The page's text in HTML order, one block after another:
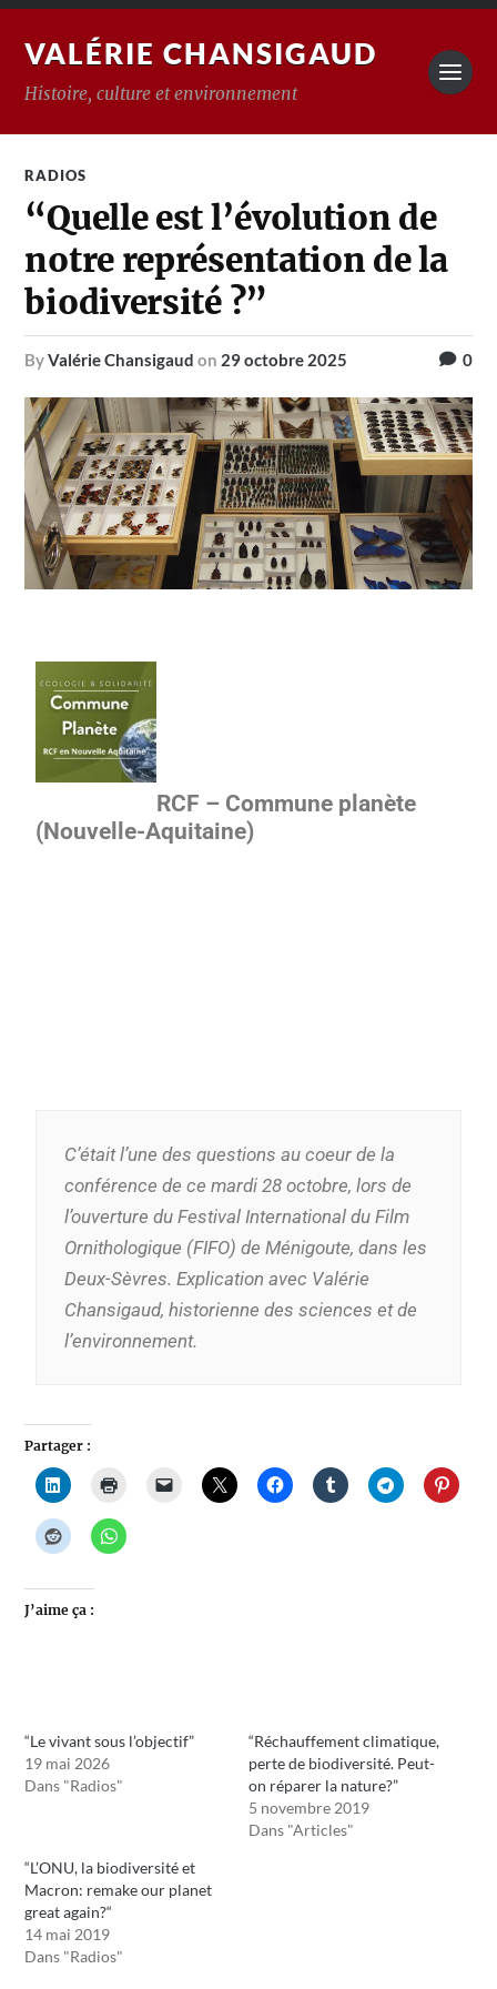
VALÉRIE CHANSIGAUD
Histoire, culture et environnement
RADIOS
“Quelle est l’évolution de
notre représentation de la
biodiversité ?”
byValérie Chansigaud on 29 octobre 2025 0
RCF – Commune planète
(Nouvelle-Aquitaine)
C’était l’une des questions au coeur de la
conférence de ce mardi 28 octobre, lors de
l’ouverture du Festival International du Film
Ornithologique (FIFO) de Ménigoute, dans les
Deux-Sèvres. Explication avec Valérie
Chansigaud, historienne des sciences et de
l’environnement.
Partager :
J’aime ça :
“Le vivant sous l’objectif”
19 mai 2026
Dans "Radios"
“Réchauffement climatique,
perte de biodiversité. Peut-
on réparer la nature?”
5 novembre 2019
Dans "Articles"
“L’ONU, la biodiversité et
Macron: remake our planet
great again?“
14 mai 2019
Dans "Radios"